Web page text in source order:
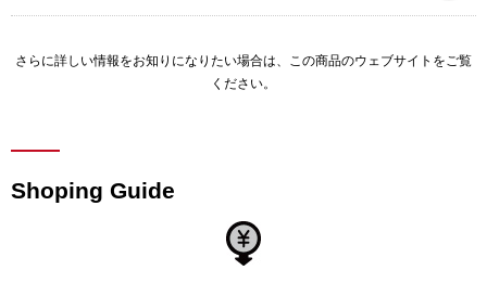
さらに詳しい情報をお知りになりたい場合は、 この商品のウェブサイト をご覧
ください。
Shoping Guide